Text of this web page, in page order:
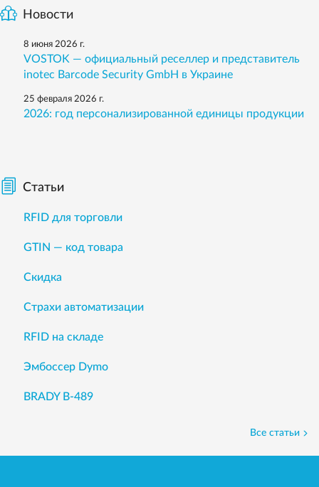
Новости
8 июня 2026 г.
VOSTOK — официальный реселлер и представитель
inotec Barcode Security GmbH в Украине
25 февраля 2026 г.
2026: год персонализированной единицы продукции
Статьи
RFID для торговли
GTIN — код товара
Скидка
Страхи автоматизации
RFID на складе
Эмбоссер Dymo
BRADY B-489
Все статьи